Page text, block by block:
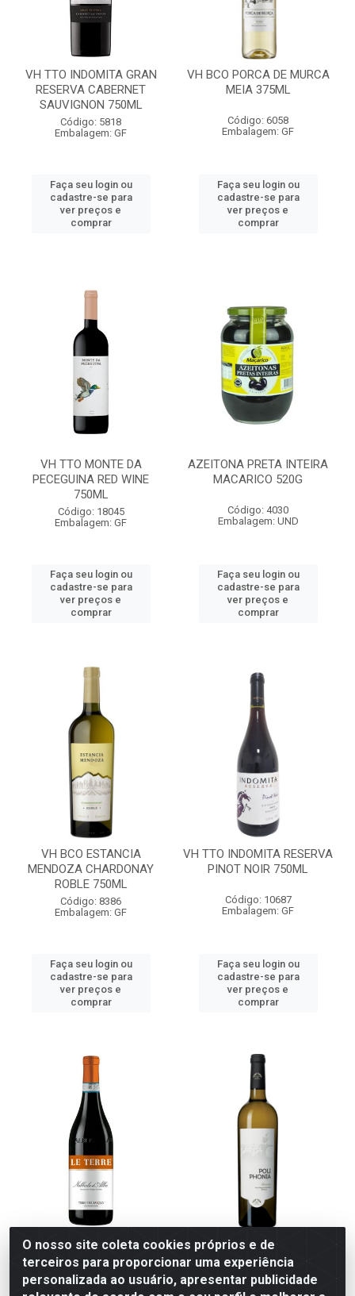
VH TTO INDOMITA GRAN
RESERVA CABERNET
SAUVIGNON 750ML
Código: 5818
Embalagem: GF
Faça seu login ou
cadastre-se para
ver preços e
comprar
VH BCO PORCA DE MURCA
MEIA 375ML
Código: 6058
Embalagem: GF
Faça seu login ou
cadastre-se para
ver preços e
comprar
VH TTO MONTE DA
PECEGUINA RED WINE
750ML
Código: 18045
Embalagem: GF
Faça seu login ou
cadastre-se para
ver preços e
comprar
AZEITONA PRETA INTEIRA
MACARICO 520G
Código: 4030
Embalagem: UND
Faça seu login ou
cadastre-se para
ver preços e
comprar
VH BCO ESTANCIA
MENDOZA CHARDONAY
ROBLE 750ML
Código: 8386
Embalagem: GF
Faça seu login ou
cadastre-se para
ver preços e
comprar
VH TTO INDOMITA RESERVA
PINOT NOIR 750ML
Código: 10687
Embalagem: GF
Faça seu login ou
cadastre-se para
ver preços e
comprar
VH TTO NEBBIOLO D ALBA
LE TERRE 14% 750ML
Código: 16299
VH BCO POLIPHONIA
RESERVA 750ML
Código: 14115
O nosso site coleta cookies próprios e de
terceiros para proporcionar uma experiência
personalizada ao usuário, apresentar publicidade